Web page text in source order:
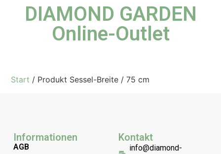
DIAMOND GARDEN
Online-Outlet
Start / Produkt Sessel-Breite / 75 cm
Informationen
AGB
Kontakt
info@diamond-